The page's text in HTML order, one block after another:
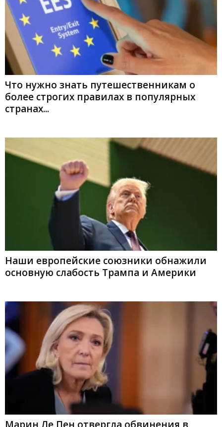
Что нужно знать путешественникам о
более строгих правилах в популярных
странах...
Наши европейские союзники обнажили
основную слабость Трампа и Америки